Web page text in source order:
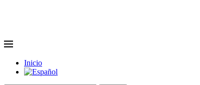
Inicio